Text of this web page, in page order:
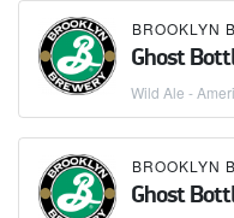
BROOKLYN
Ghost
Wild Ale -
BROOKLYN
Ghost